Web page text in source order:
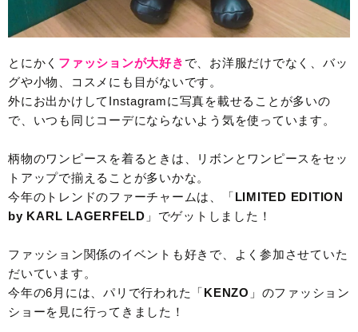
とにかく ファッションが大好き で、お洋服だけでなく、バッ
グや小物、コスメにも目がないです。
外にお出かけしてInstagramに写真を載せることが多いの
で、いつも同じコーデにならないよう気を使っています。
柄物のワンピースを着るときは、リボンとワンピースをセッ
トアップで揃えることが多いかな。
今年のトレンドのファーチャームは、「LIMITED EDITION
by KARL LAGERFELD 」でゲットしました！
ファッション関係のイベントも好きで、よく参加させていた
だいています。
今年の6月には、パリで行われた「KENZO 」のファッション
ショーを見に行ってきました！